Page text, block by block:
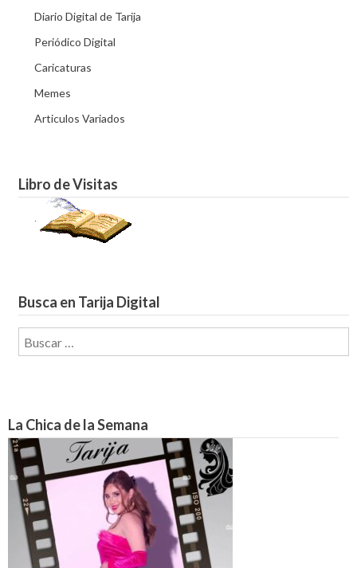
Diario Digital de Tarija
Periódico Digital
Caricaturas
Memes
Articulos Variados
Libro de Visitas
Busca en Tarija Digital
Buscar:
La Chica de la Semana